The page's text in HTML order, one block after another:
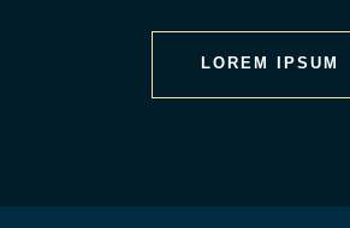
LOREM IPSUM